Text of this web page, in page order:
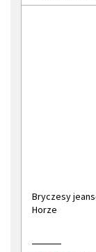
Bryczesy
Horze